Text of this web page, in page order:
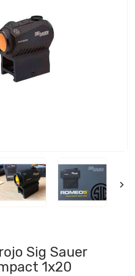

Sig Sauer
1x20